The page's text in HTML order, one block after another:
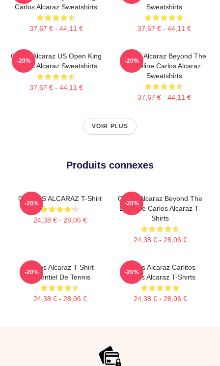
Carlos Alcaraz Sweatshirts
37,67 € - 44,11 €
Sweatshirts
37,67 € - 44,11 €
Carlos Alcaraz US Open King
Carlos Alcaraz Sweatshirts
37,67 € - 44,11 €
-20%
Carlos Alcaraz Beyond The
Baseline Carlos Alcaraz
Sweatshirts
37,67 € - 44,11 €
-20%
VOIR PLUS
Produits connexes
CARLOS ALCARAZ T-Shirt
24,38 € - 28,06 €
-20%
Carlos Alcaraz Beyond The
Baseline Carlos Alcaraz T-
Shirts
24,38 € - 28,06 €
-20%
Carlos Alcaraz T-Shirt
Essentiel De Tennis
24,38 € - 28,06 €
-20%
Carlos Alcaraz Carlitos
Carlos Alcaraz T-Shirts
24,38 € - 28,06 €
-20%